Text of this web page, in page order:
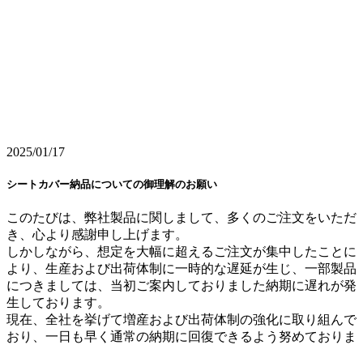
2025/01/17
シートカバー納品についての御理解のお願い
このたびは、弊社製品に関しまして、多くのご注文をいただ
き、心より感謝申し上げます。
しかしながら、想定を大幅に超えるご注文が集中したことに
より、生産および出荷体制に一時的な遅延が生じ、一部製品
につきましては、当初ご案内しておりました納期に遅れが発
生しております。
現在、全社を挙げて増産および出荷体制の強化に取り組んで
おり、一日も早く通常の納期に回復できるよう努めておりま